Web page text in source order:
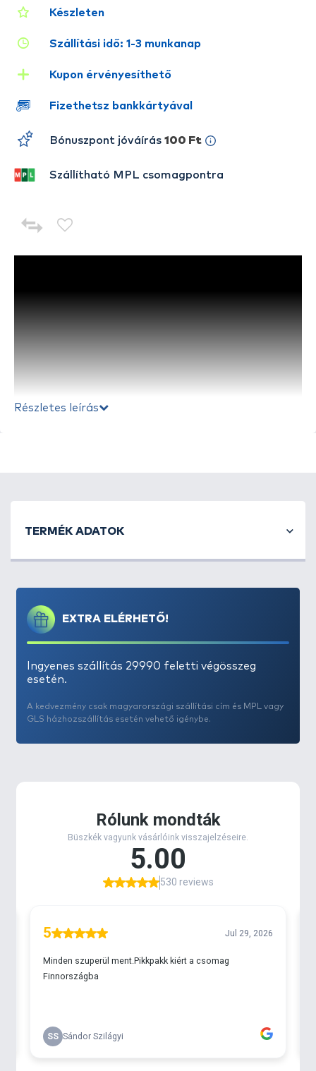
beltartalmát tört bojlival vagy pellettel szeretnénk
halak számára, akkor ezzel a könnyen kezelhető kis
elvégezhetjük.
Stick mix készítésénél is igénybe vehetjük
össze vele a bojlit, a pelletet, és a magokat majd
töltsük PVA hálóba!
Részletes leírás
Készleten
Szállítási idő: 1-3 munkanap
Kupon érvényesíthető
Fizethetsz bankkártyával
Bónuszpont jóváírás 100 Ft
Szállítható MPL csomagpontra
EXTRA ELÉRHETŐ!
Ingyenes szállítás 29990 feletti végösszeg
esetén.
A kedvezmény csak magyarországi szállítási cím és MPL vagy
GLS házhozszállítás esetén vehető igénybe.
TERMÉK ADATOK